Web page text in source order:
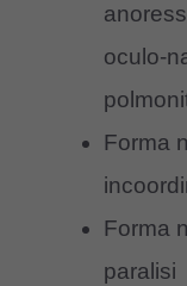
oculo-
Forma
Forma
paralisi